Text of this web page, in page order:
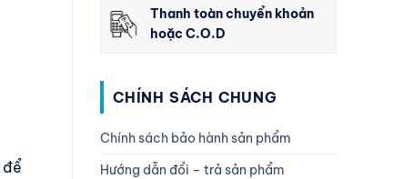
Thanh toàn chuyển khoản
hoặc C.O.D
CHÍNH SÁCH CHUNG
Chính sách bảo hành sản phẩm
Hướng dẫn đổi – trả sản phẩm
để